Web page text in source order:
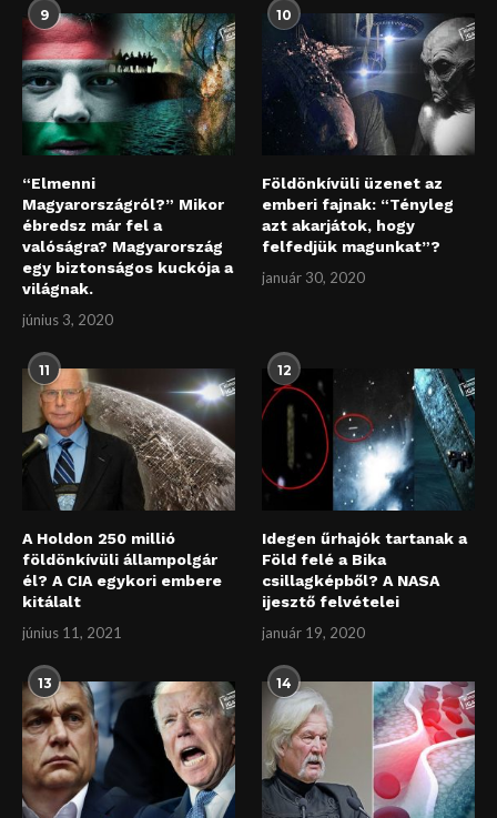
9
“Elmenni
Magyarországról?” Mikor
ébredsz már fel a
valóságra? Magyarország
egy biztonságos kuckója a
világnak.
június 3, 2020
10
Földönkívüli üzenet az
emberi fajnak: “Tényleg
azt akarjátok, hogy
felfedjük magunkat”?
január 30, 2020
11
A Holdon 250 millió
földönkívüli állampolgár
él? A CIA egykori embere
kitálalt
június 11, 2021
12
Idegen űrhajók tartanak a
Föld felé a Bika
csillagképből? A NASA
ijesztő felvételei
január 19, 2020
13 14